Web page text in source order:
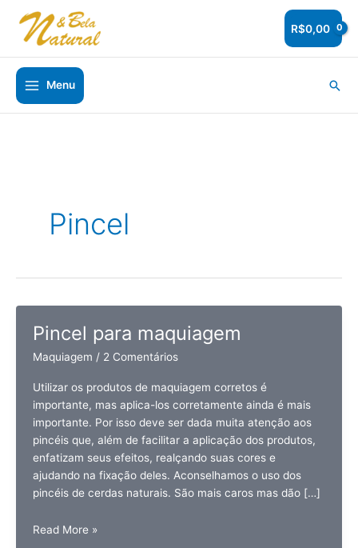
para
conteúdo
R$0,00
Menu
Pincel
Pincel para maquiagem
Maquiagem / 2 Comentários
Utilizar os produtos de maquiagem corretos é
importante, mas aplica-los corretamente ainda é mais
importante. Por isso deve ser dada muita atenção aos
pincéis que, além de facilitar a aplicação dos produtos,
enfatizam seus efeitos, realçando suas cores e
ajudando na fixação deles. Aconselhamos o uso dos
pincéis de cerdas naturais. São mais caros mas dão […]
Pincel
Read More »